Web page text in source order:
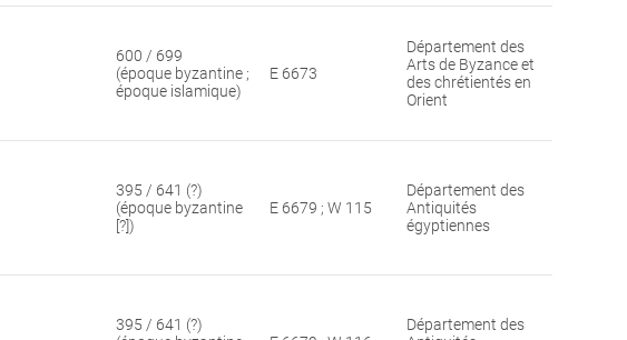
600 / 699
(époque byzantine ;
époque islamique)
E 6673
Département des
Arts de Byzance et
des chrétientés en
Orient
395 / 641 (?)
(époque byzantine
[?])
E 6679 ; W 115
Département des
Antiquités
égyptiennes
395 / 641 (?)
Département des